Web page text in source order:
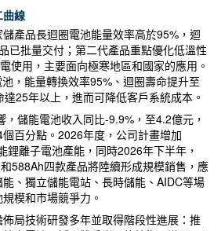
曲線
產品長迴圈電池能量效率高於95%，迴
已批量交付；第二代產品重點優化低溫性
用，主要面向極寒地區和國家的應用。
，能量轉換效率95%、迴圈壽命提升至
25年以上，進而可降低客戶系統成本。
儲能電池收入同比-9.9%，至4.2億元，
百分點。2026年度，公司計畫增加
鋰離子電池產能，同時2026年下半年，
588Ah四款產品將陸續形成規模銷售，應
、獨立儲能電站、長時儲能、AIDC等場
模和市場競爭力。
局技術研發多年並取得階段性進展：推